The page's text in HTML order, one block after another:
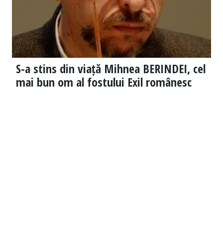
S-a stins din viață Mihnea BERINDEI, cel
mai bun om al fostului Exil românesc